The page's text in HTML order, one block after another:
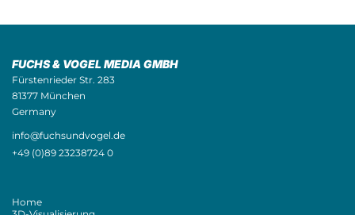
FUCHS & VOGEL MEDIA GMBH
Fürstenrieder Str. 283
81377 München
Germany
info@fuchsundvogel.de
+49 (0)89 23238724 0
Home